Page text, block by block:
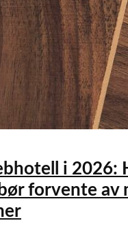
i 2026:
forvente av